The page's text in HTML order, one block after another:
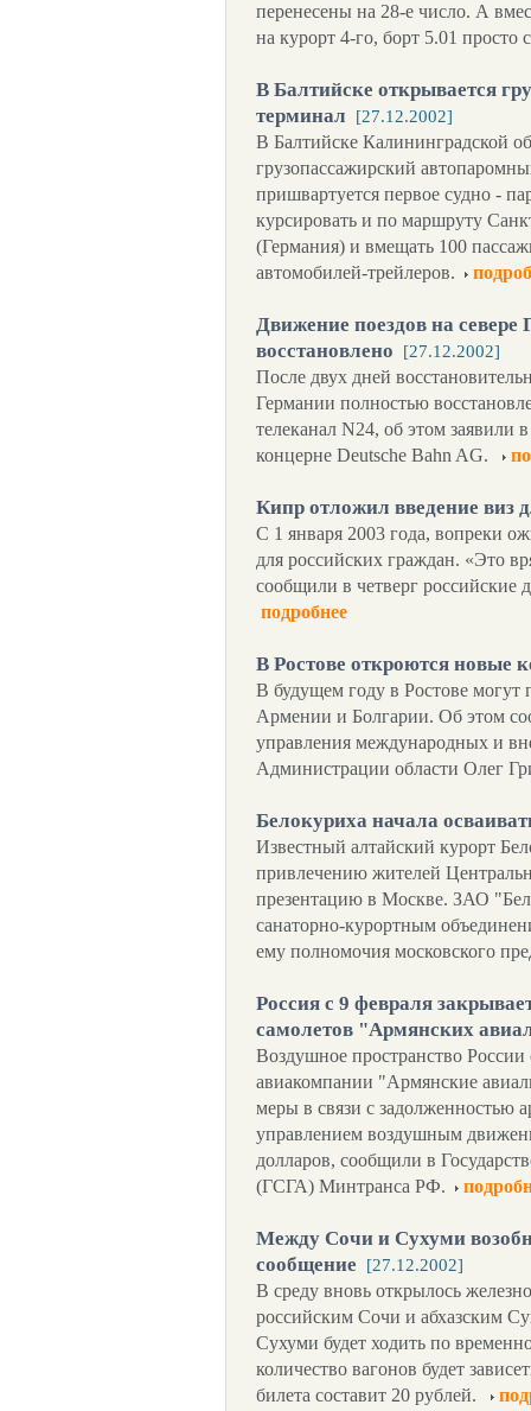
перенесены на 28-е число. А
на курорт 4-го, борт 5.01 просто
В Балтийске открывается
терминал
[27.12.2002]
В Балтийске Калининградской
грузопассажирский
пришвартуется первое судно -
курсировать и по маршруту
(Германия) и вмещать 100
автомобилей-трейлеров.
Движение поездов на
восстановлено
[27.12.2002]
После двух дней
Германии полностью
телеканал N24, об этом заявили
концерне Deutsche Bahn AG.
Кипр отложил введение виз
С 1 января 2003 года, вопреки
для российских граждан. «Это
сообщили в четверг российские
подробнее
В Ростове откроются новые
В будущем году в Ростове могут
Армении и Болгарии. Об этом
управления международных и
Администрации области Олег
Белокуриха начала
Известный алтайский курорт
привлечению жителей
презентацию в Москве. ЗАО
санаторно-курортным
ему полномочия московского
Россия с 9 февраля
самолетов "Армянских
Воздушное пространство России
авиакомпании "Армянские
меры в связи с задолженностью
управлением воздушным
долларов, сообщили в
(ГСГА) Минтранса РФ.
Между Сочи и Сухуми
сообщение
[27.12.2002]
В среду вновь открылось
российским Сочи и абхазским
Сухуми будет ходить по
количество вагонов будет
билета составит 20 рублей.